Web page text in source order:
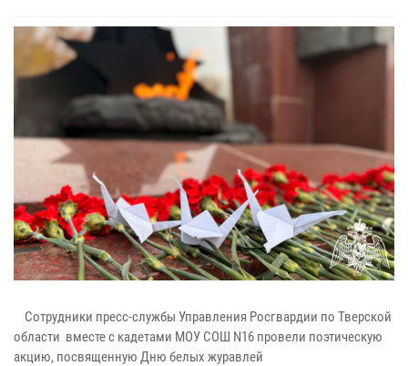
Сотрудники пресс-службы Управления Росгвардии по Тверской
области вместе с кадетами МОУ СОШ N16 провели поэтическую
акцию, посвященную Дню белых журавлей